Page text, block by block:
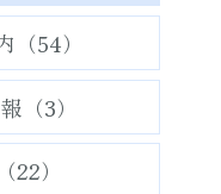
54）
（3）
）